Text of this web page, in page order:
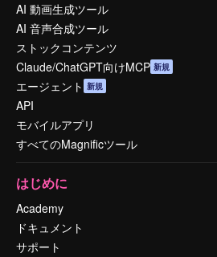
AI 動画生成ツール
AI 音声合成ツール
ストックコンテンツ
Claude/ChatGPT向けMCP 新規
エージェント 新規
API
モバイルアプリ
すべてのMagnificツール
はじめに
Academy
ドキュメント
サポート